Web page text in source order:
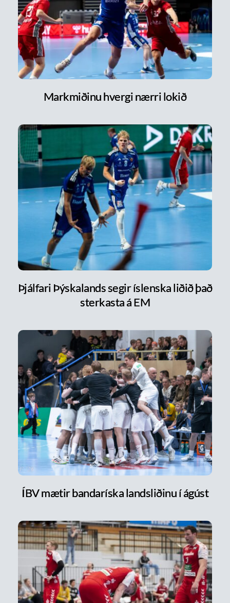
Markmiðinu hvergi nærri lokið
Þjálfari Þýskalands segir íslenska liðið það
sterkasta á EM
ÍBV mætir bandaríska landsliðinu í ágúst